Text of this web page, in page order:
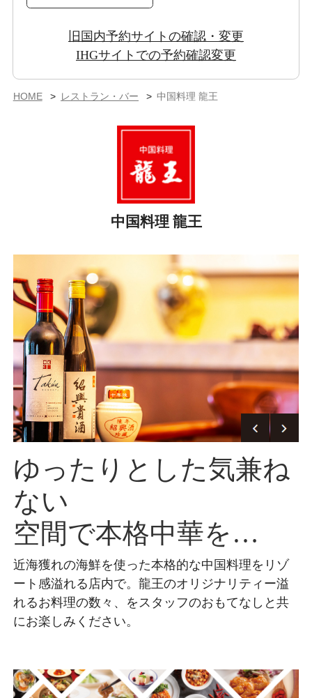
旧国内予約サイトの確認・変更
IHGサイトでの予約確認変更
HOME レストラン・バー 中国料理 龍王
中国料理 龍王
ゆったりとした気兼ね
ない
空間で本格中華を…
近海獲れの海鮮を使った本格的な中国料理をリゾ
ート感溢れる店内で。 龍王のオリジナリティー溢
れるお料理の数々、をスタッフのおもてなしと共
にお楽しみください。